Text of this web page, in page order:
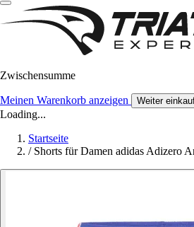
Zwischensumme
Meinen Warenkorb anzeigen Weiter
Loading...
Startseite
/ Shorts für Damen adidas Adizero